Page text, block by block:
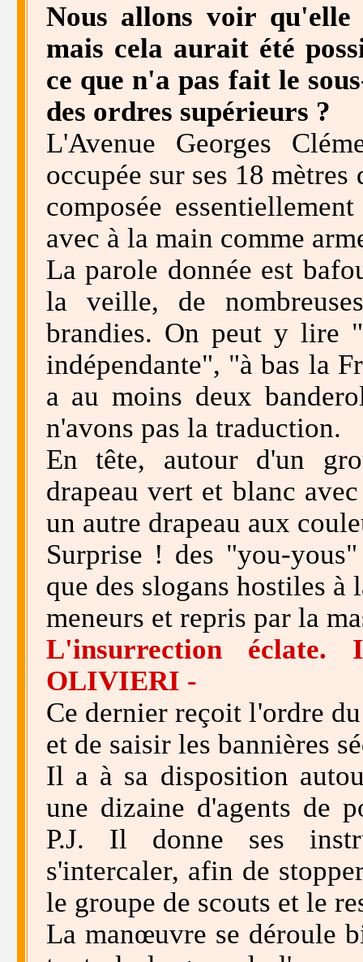
Nous allons voir qu'elle
mais cela aurait été
ce que n'a pas fait le
des ordres supérieurs ?
L'Avenue Georges
occupée sur ses 18
composée
avec à la main comme
La parole donnée est
la veille, de
brandies. On peut y lire
indépendante", "à bas la
a au moins deux
n'avons pas la traduction.
En tête, autour d'un
drapeau vert et blanc
un autre drapeau aux
Surprise ! des "you-
que des slogans hostiles à
meneurs et repris par la
L'insurrection éclate.
OLIVIERI -
Ce dernier reçoit l'ordre
et de saisir les bannières
Il a à sa disposition
une dizaine d'agents de
P.J. Il donne ses
s'intercaler, afin de
le groupe de scouts et le
La manœuvre se déroule